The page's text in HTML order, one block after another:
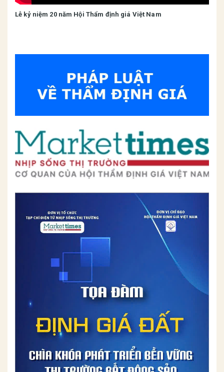
Lễ kỷ niệm 20 năm Hội Thẩm định giá Việt Nam